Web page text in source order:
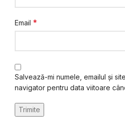
Email *
Salvează-mi numele, emailul și
navigator pentru data viitoare